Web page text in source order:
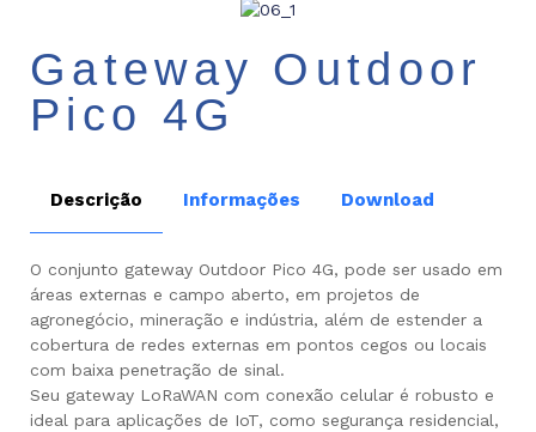
Gateway Outdoor
Pico 4G
Descrição Informações Download
O conjunto gateway Outdoor Pico 4G, pode ser usado em
áreas externas e campo aberto, em projetos de
agronegócio, mineração e indústria, além de estender a
cobertura de redes externas em pontos cegos ou locais
com baixa penetração de sinal.
Seu gateway LoRaWAN com conexão celular é robusto e
ideal para aplicações de IoT, como segurança residencial,